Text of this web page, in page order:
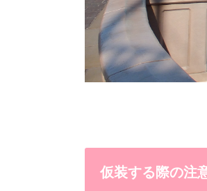
仮装する際の注